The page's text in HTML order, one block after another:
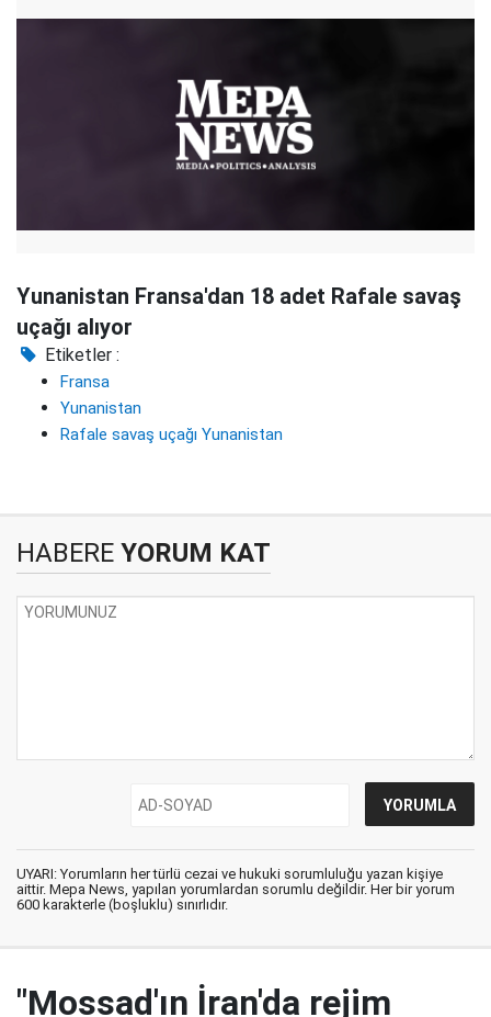
Yunanistan Fransa'dan 18 adet Rafale savaş
uçağı alıyor
Etiketler :
Fransa
Yunanistan
Rafale savaş uçağı Yunanistan
HABERE YORUM KAT
UYARI: Yorumların her türlü cezai ve hukuki sorumluluğu yazan kişiye
aittir. Mepa News, yapılan yorumlardan sorumlu değildir. Her bir yorum
600 karakterle (boşluklu) sınırlıdır.
"Mossad'ın İran'da rejim